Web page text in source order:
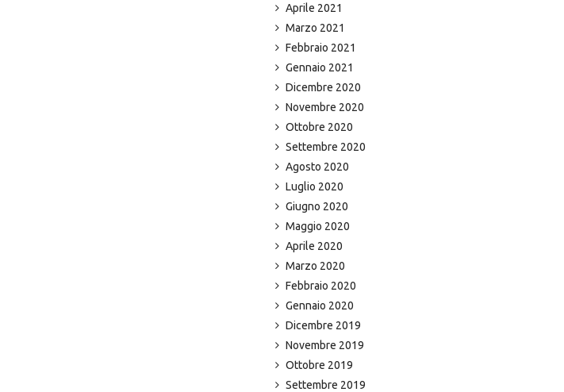
Aprile 2021
Marzo 2021
Febbraio 2021
Gennaio 2021
Dicembre 2020
Novembre 2020
Ottobre 2020
Settembre 2020
Agosto 2020
Luglio 2020
Giugno 2020
Maggio 2020
Aprile 2020
Marzo 2020
Febbraio 2020
Gennaio 2020
Dicembre 2019
Novembre 2019
Ottobre 2019
Settembre 2019